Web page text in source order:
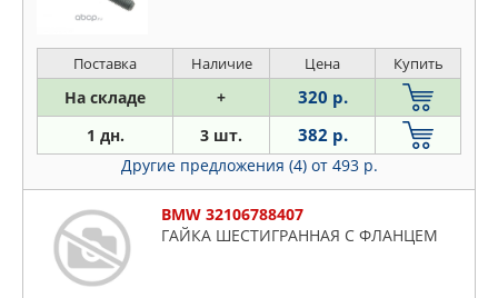
Поставка Наличие Цена Купить
На складе + 320 р.
1 дн. 3 шт. 382 р.
Другие предложения (4) от 493 р.
BMW 32106788407
ГАЙКА ШЕСТИГРАННАЯ С ФЛАНЦЕМ